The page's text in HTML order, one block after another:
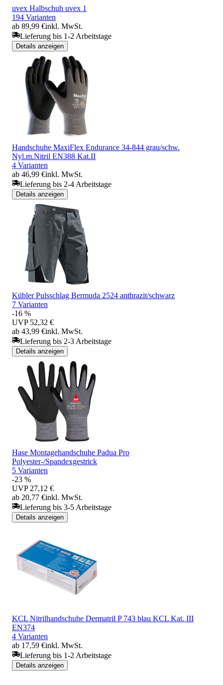
uvex Halbschuh uvex 1
194 Varianten
ab 89,99 €inkl. MwSt.
Lieferung bis 1-2 Arbeitstage
Details anzeigen
Handschuhe MaxiFlex Endurance 34-844 grau/schw.
Nyl.m.Nitril EN388 Kat.II
4 Varianten
ab 46,99 €inkl. MwSt.
Lieferung bis 2-4 Arbeitstage
Details anzeigen
Kübler Pulsschlag Bermuda 2524 anthrazit/schwarz
7 Varianten
-16 %
UVP 52,32 €
ab 43,99 €inkl. MwSt.
Lieferung bis 2-3 Arbeitstage
Details anzeigen
Hase Montagehandschuhe Padua Pro
Polyester-/Spandexgestrick
5 Varianten
-23 %
UVP 27,12 €
ab 20,77 €inkl. MwSt.
Lieferung bis 3-5 Arbeitstage
Details anzeigen
KCL Nitrilhandschuhe Dermatril P 743 blau KCL Kat. III
EN374
4 Varianten
ab 17,59 €inkl. MwSt.
Lieferung bis 1-2 Arbeitstage
Details anzeigen